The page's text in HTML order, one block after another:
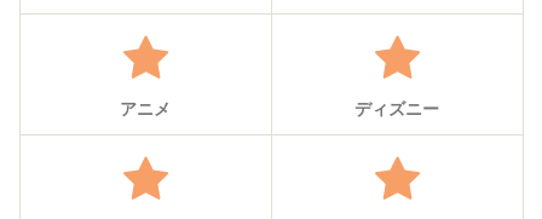
アニメ ディズニー